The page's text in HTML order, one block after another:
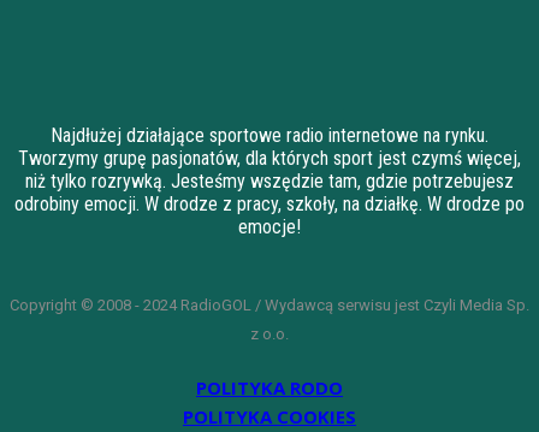
Najdłużej działające sportowe radio internetowe na rynku.
Tworzymy grupę pasjonatów, dla których sport jest czymś więcej,
niż tylko rozrywką. Jesteśmy wszędzie tam, gdzie potrzebujesz
odrobiny emocji. W drodze z pracy, szkoły, na działkę. W drodze po
emocje!
Copyright © 2008 - 2024 RadioGOL / Wydawcą serwisu jest Czyli Media Sp.
z o.o.
POLITYKA RODO
POLITYKA COOKIES